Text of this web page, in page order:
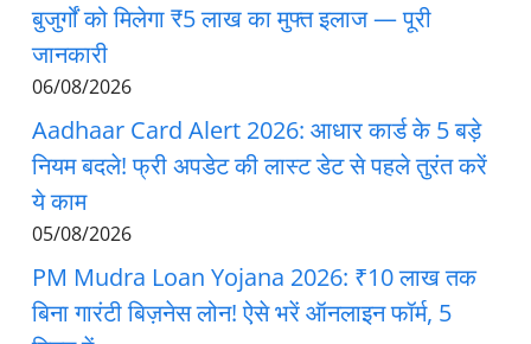
बुजुर्गों को मिलेगा ₹5 लाख का मुफ्त इलाज — पूरी
जानकारी
06/08/2026
Aadhaar Card Alert 2026: आधार कार्ड के 5 बड़े
नियम बदले! फ्री अपडेट की लास्ट डेट से पहले तुरंत करें
ये काम
05/08/2026
PM Mudra Loan Yojana 2026: ₹10 लाख तक
बिना गारंटी बिज़नेस लोन! ऐसे भरें ऑनलाइन फॉर्म, 5